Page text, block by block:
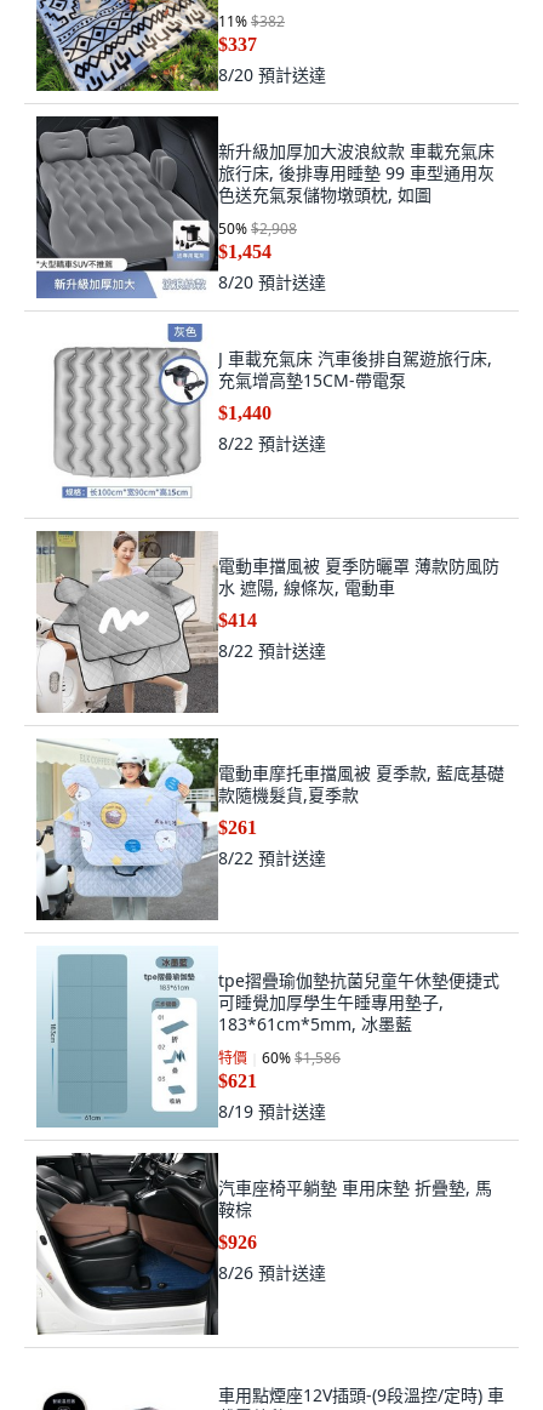
11%$382
$337
8/20 預計送達
新升級加厚加大波浪紋款 車載充氣床
旅行床, 後排專用睡墊 99 車型通用灰
色送充氣泵儲物墩頭枕, 如圖
50%$2,908
$1,454
8/20 預計送達
J 車載充氣床 汽車後排自駕遊旅行床,
充氣增高墊15CM-帶電泵
$1,440
8/22 預計送達
電動車擋風被 夏季防曬罩 薄款防風防
水 遮陽, 線條灰, 電動車
$414
8/22 預計送達
電動車摩托車擋風被 夏季款, 藍底基礎
款隨機髮貨,夏季款
$261
8/22 預計送達
tpe摺疊瑜伽墊抗菌兒童午休墊便捷式
可睡覺加厚學生午睡專用墊子,
183*61cm*5mm, 冰墨藍
特價 60%$1,586
$621
8/19 預計送達
汽車座椅平躺墊 車用床墊 折疊墊, 馬
鞍棕
$926
8/26 預計送達
車用點煙座12V插頭-(9段溫控/定時) 車